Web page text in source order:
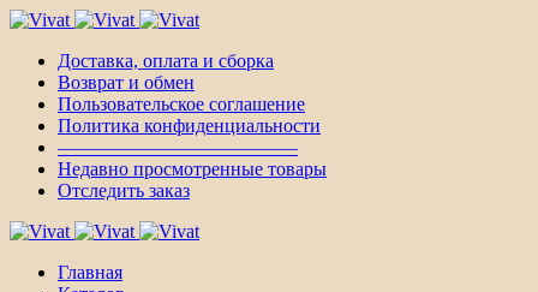
Доставка, оплата и сборка
Возврат и обмен
Пользовательское соглашение
Политика конфиденциальности
————————————–
Недавно просмотренные товары
Отследить заказ
Главная